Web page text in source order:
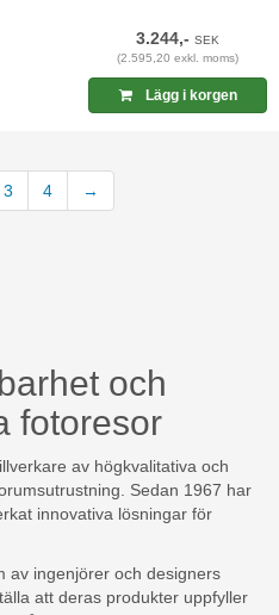
3.244,-SEK
(2.595,20 exkl. moms)
Lägg i korgen
3 4 →
och
fotoresor
av högkvalitativa och
Sedan 1967 har
innovativa lösningar för
av ingenjörer och designers
att deras produkter uppfyller